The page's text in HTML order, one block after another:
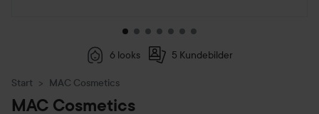
6 looks 5 Kundebilder
Start MAC Cosmetics
MAC Cosmetics